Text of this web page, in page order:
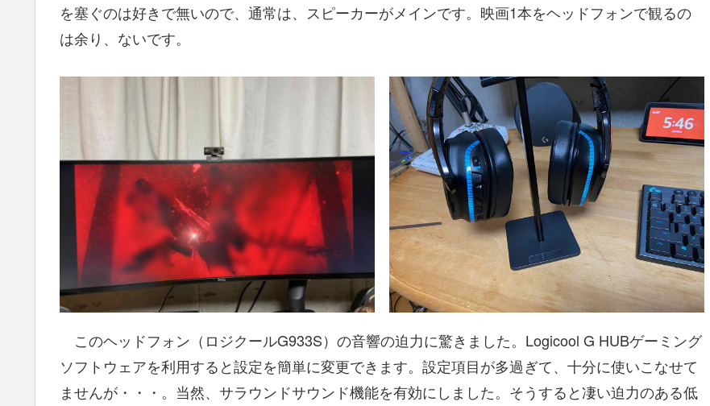
を塞ぐのは好きで無いので、通常は、スピーカーがメインです。映画1本をヘッドフォンで観るの
は余り、ないです。
このヘッドフォン（ロジクールG933S）の音響の迫力に驚きました。Logicool G HUBゲーミング
ソフトウェアを利用すると設定を簡単に変更できます。設定項目が多過ぎて、十分に使いこなせて
ませんが・・・。当然、サラウンドサウンド機能を有効にしました。そうすると凄い迫力のある低